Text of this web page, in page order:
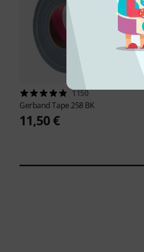
1150
GerbandTape 258 BK
11,50 €